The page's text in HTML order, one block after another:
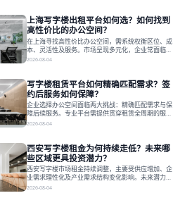
升性价比，并通过不同规模企业的实际案例加以说
明。之后指出，专业运营服务商提供的稳定环境、社
群活动与产业集聚等增值服务，是很大化空间价值、
助力企业成长的关键。对于许多在
上海写字楼出租平台如何选？如何找到
高性价比的办公空间？
在上海寻找高性价比办公空间，需系统权衡区位、成
本、灵活性及服务。市场呈现多元化，企业常面临租
赁流程复杂、隐性成本高等挑战。选择平台时，应评
区、灵活产品和丰富配套，满足不同企业需求。企业
应明确自身需求，实地考察，选择能支持长期发展、
提升竞争力的办公空间。在上海寻找合适的办公空
间，对于企业行政负责人、中小企业主
2026-08-04
写字楼租赁平台如何精确匹配需求？签
约后服务如何保障？
企业选择办公空间面临两大挑战：精确匹配需求与保
障后续服务。专业平台需提供贯穿租赁全周期的服
务，将企业从非核心事务中解放。精确匹配需结合企
的全周期保障体系。德必集团通过标准化服务与个性
化运营结合，以全国布局和产业生态圈为企业提供稳
定支持，体现了从信息撮合到深度服务的能力转变。
在为企业寻找办公空间的过程中，
2026-08-04
西安写字楼租金为何持续走低？未来哪
些区域更具投资潜力？
西安写字楼市场租金持续调整，主要受供应增加、企
业需求理性化及产业需求结构变化影响。未来潜力区
域集中在产业集聚、交利及城市更新地带，如高新区
2026-08-04